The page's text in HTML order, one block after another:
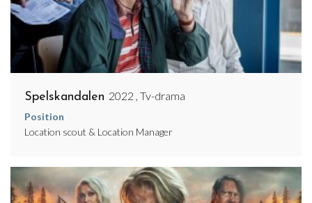
Spelskandalen 2022 , Tv-drama
Position
Location scout & Location Manager